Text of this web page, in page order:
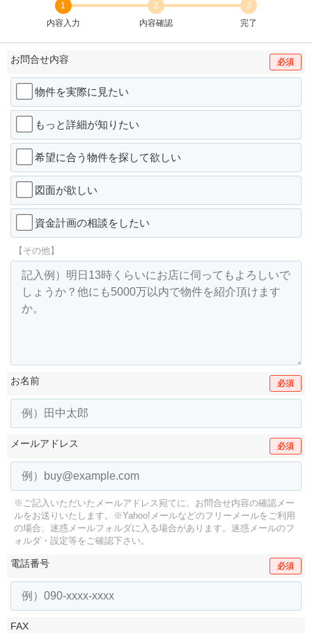
1
内容入力
2
内容確認
3
完了
お問合せ内容 必須
物件を実際に見たい
もっと詳細が知りたい
希望に合う物件を探して欲しい
図面が欲しい
資金計画の相談をしたい
【その他】
お名前 必須
メールアドレス 必須
※ご記入いただいたメールアドレス宛てに、お問合せ内容の確認メー
ルをお送りいたします。
※Yahoo!メールなどのフリーメールをご利用
の場合、迷惑メールフォルダに入る場合があります。 迷惑メールのフ
ォルダ・設定等をご確認下さい。
電話番号 必須
FAX